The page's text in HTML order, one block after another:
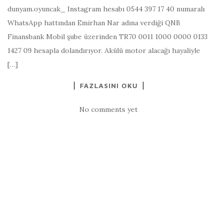
dunyam.oyuncak_ Instagram hesabı 0544 397 17 40 numaralı
WhatsApp hattından Emirhan Nar adına verdiği QNB
Finansbank Mobil şube üzerinden TR70 0011 1000 0000 0133
1427 09 hesapla dolandırıyor. Akülü motor alacağı hayaliyle
[…]
FAZLASINI OKU
No comments yet